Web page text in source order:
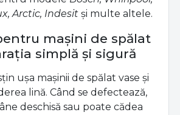
Arctic, Indesit și multe altele.
mașini de spălat
simplă și sigură
ușa mașinii de spălat vase și
lină. Când se defectează,
deschisă sau poate cădea